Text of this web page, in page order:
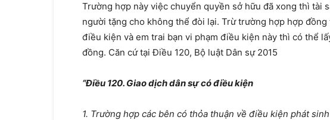
Trường hợp này việc chuyển quyền sở hữu đã xong thì tài
người tặng cho không thể đòi lại. Trừ trường hợp hợp
điều kiện và em trai bạn vi phạm điều kiện này thì có thể
đồng. Căn cứ tại Điều 120, Bộ luật Dân sự 2015
“Điều 120. Giao dịch dân sự có điều kiện
1. Trường hợp các bên có thỏa thuận về điều kiện phát